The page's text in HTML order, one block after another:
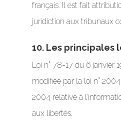
français. Il est fait
juridiction aux tribunaux
10. Les principales
Loi n° 78-17 du 6 janvier
modifiée par la loi n°
2004 relative à
aux libertés.